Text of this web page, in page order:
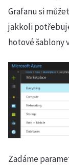
Grafanu si
jakkoli
hotové šablony
Zadáme